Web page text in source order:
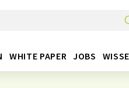
WHITE PAPER JOBS